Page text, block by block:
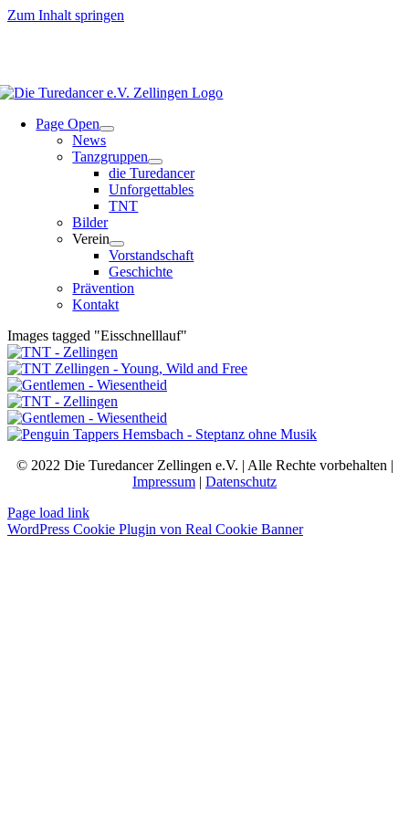
Zum Inhalt springen
Page Open
News
Tanzgruppen
die Turedancer
Unforgettables
TNT
Bilder
Verein
Vorstandschaft
Geschichte
Prävention
Kontakt
Images tagged "Eisschnelllauf"
© 2022 Die Turedancer Zellingen e.V. | Alle Rechte vorbehalten |
Impressum | Datenschutz
Page load link
WordPress Cookie Plugin von Real Cookie Banner